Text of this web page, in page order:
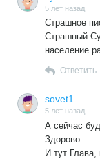
5 лет назад
Страшное
Страшный
население
Ответить
sovet1
5 лет назад
А сейчас
Здорово.
И тут